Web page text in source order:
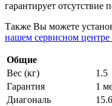
гарантирует
Также Вы можете
нашем сервисном центре
Общие
Вес (кг)
1.5
Гарантия
1
Диагональ
15.6